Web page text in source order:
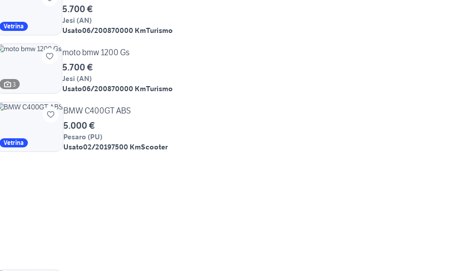
Vetrina
5.700 €
Jesi (AN)
Usato06/200870000 KmTurismo
3
moto bmw 1200 Gs
5.700 €
Jesi (AN)
Usato06/200870000 KmTurismo
Vetrina
BMW C400GT ABS
5.000 €
Pesaro (PU)
Usato02/20197500 KmScooter